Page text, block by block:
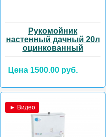
Рукомойник
настенный дачный 20л
оцинкованный
Цена 1500.00 руб.
► Видео